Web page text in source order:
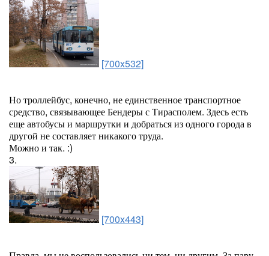
[700x532]
Но троллейбус, конечно, не единственное транспортное
средство, связывающее Бендеры с Тирасполем. Здесь есть
еще автобусы и маршрутки и добраться из одного города в
другой не составляет никакого труда.
Можно и так. :)
3.
[700x443]